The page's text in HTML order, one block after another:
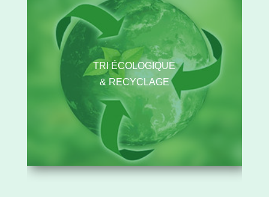
TRI ÉCOLOGIQUE
& RECYCLAGE